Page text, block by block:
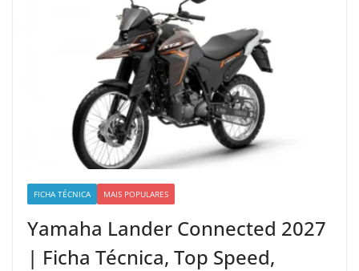
FICHA TÉCNICA MAIS POPULARES
Yamaha Lander Connected 2027
| Ficha Técnica, Top Speed,